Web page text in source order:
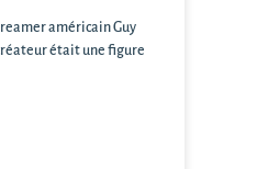
américain Guy
était une figure